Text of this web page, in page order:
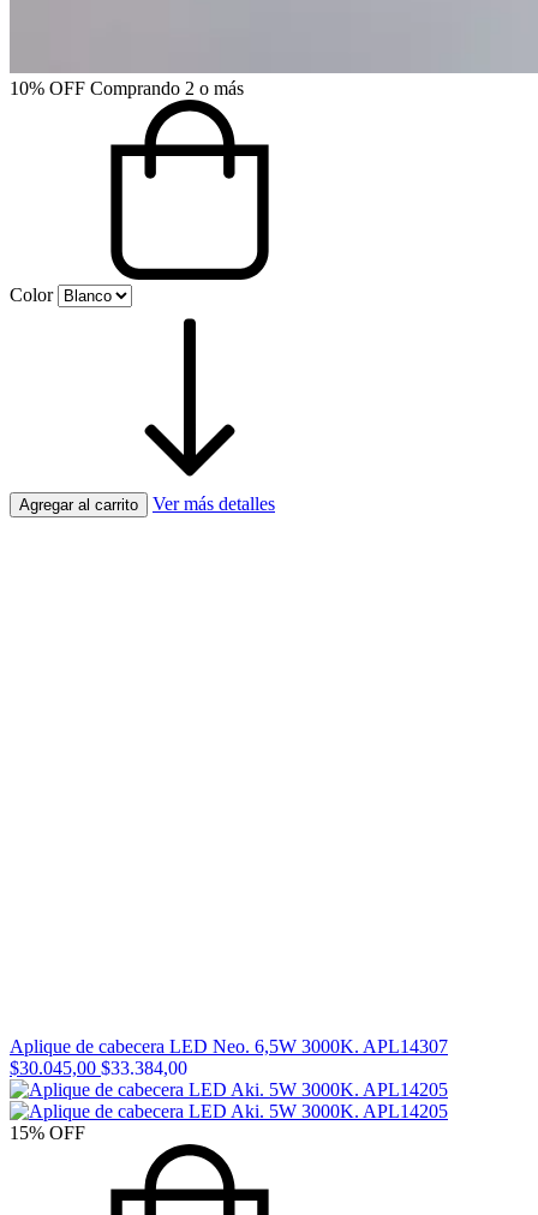
10% OFF Comprando 2 o más
Color
Ver más detalles
Aplique de cabecera LED Neo. 6,5W 3000K. APL14307
$30.045,00 $33.384,00
15% OFF